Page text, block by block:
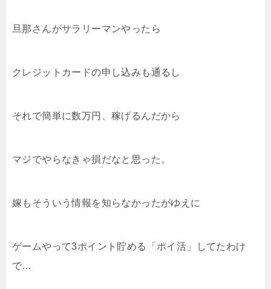
旦那さんがサラリーマンやったら
クレジットカードの申し込みも通るし
それで簡単に数万円、稼げるんだから
マジでやらなきゃ損だなと思った。
嫁もそういう情報を知らなかったがゆえに
ゲームやって3ポイント貯める「ポイ活」してたわけ
で…